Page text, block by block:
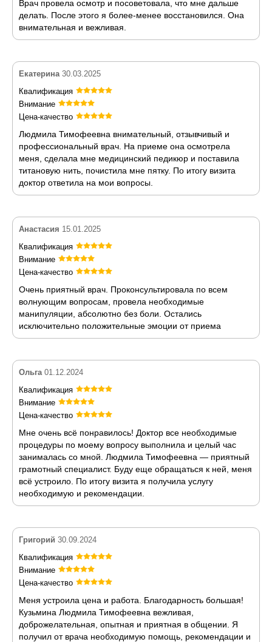
Врач провела осмотр и посоветовала, что мне дальше
делать. После этого я более-менее восстановился. Она
внимательная и вежливая.
Екатерина 30.03.2025
Квалификация
Внимание
Цена-качество
Людмила Тимофеевна внимательный, отзывчивый и
профессиональный врач. На приеме она осмотрела
меня, сделала мне медицинский педикюр и поставила
титановую нить, почистила мне пятку. По итогу визита
доктор ответила на мои вопросы.
Анастасия 15.01.2025
Квалификация
Внимание
Цена-качество
Очень приятный врач. Проконсультировала по всем
волнующим вопросам, провела необходимые
манипуляции, абсолютно без боли. Остались
исключительно положительные эмоции от приема
Ольга 01.12.2024
Квалификация
Внимание
Цена-качество
Мне очень всё понравилось! Доктор все необходимые
процедуры по моему вопросу выполнила и целый час
занималась со мной. Людмила Тимофеевна — приятный
грамотный специалист. Буду еще обращаться к ней, меня
всё устроило. По итогу визита я получила услугу
необходимую и рекомендации.
Григорий 30.09.2024
Квалификация
Внимание
Цена-качество
Меня устроила цена и работа. Благодарность большая!
Кузьмина Людмила Тимофеевна вежливая,
доброжелательная, опытная и приятная в общении. Я
получил от врача необходимую помощь, рекомендации и